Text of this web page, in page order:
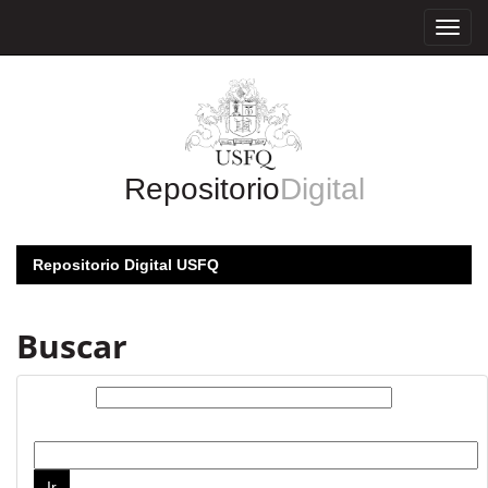
RepositorioDigital
Repositorio Digital USFQ
Buscar